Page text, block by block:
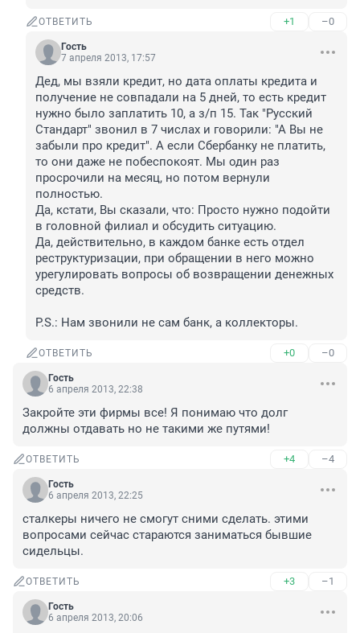
ОТВЕТИТЬ +1 –0
Гость
7 апреля 2013, 17:57
Дед, мы взяли кредит, но дата оплаты кредита и
получение не совпадали на 5 дней, то есть кредит
нужно было заплатить 10, а з/п 15. Так "Русский
Стандарт" звонил в 7 числах и говорили: "А Вы не
забыли про кредит". А если Сбербанку не платить,
то они даже не побеспокоят. Мы один раз
просрочили на месяц, но потом вернули
полностью.
Да, кстати, Вы сказали, что: Просто нужно подойти
в головной филиал и обсудить ситуацию.
Да, действительно, в каждом банке есть отдел
реструктуризации, при обращении в него можно
урегулировать вопросы об возвращении денежных
средств.
P.S.: Нам звонили не сам банк, а коллекторы.
ОТВЕТИТЬ +0 –0
Гость
6 апреля 2013, 22:38
Закройте эти фирмы все! Я понимаю что долг
должны отдавать но не такими же путями!
ОТВЕТИТЬ +4 –4
Гость
6 апреля 2013, 22:25
сталкеры ничего не смогут сними сделать. этими
вопросами сейчас стараются заниматься бывшие
сидельцы.
ОТВЕТИТЬ +3 –1
Гость
6 апреля 2013, 20:06